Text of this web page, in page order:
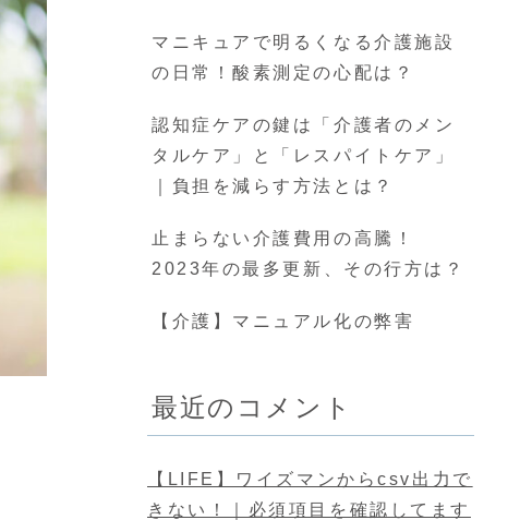
マニキュアで明るくなる介護施設
の日常！酸素測定の心配は？
認知症ケアの鍵は「介護者のメン
タルケア」と「レスパイトケア」
｜負担を減らす方法とは？
止まらない介護費用の高騰！
2023年の最多更新、その行方は？
【介護】マニュアル化の弊害
最近のコメント
【LIFE】ワイズマンからcsv出力で
きない！｜必須項目を確認してます